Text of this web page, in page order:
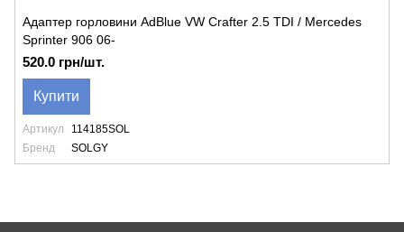
Адаптер горловини AdBlue VW Crafter 2.5 TDI / Mercedes
Sprinter 906 06-
520.0 грн/шт.
Купити
Артикул
114185SOL
Бренд
SOLGY